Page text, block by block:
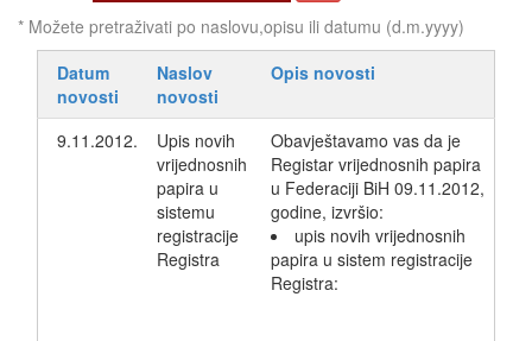
* Možete pretraživati po naslovu,opisu ili datumu (d.m.yyyy)
Datum
novosti
Naslov
novosti
Opis novosti
9.11.2012.
Upis novih
vrijednosnih
papira u
sistemu
registracije
Registra
Obavještavamo vas da je
Registar vrijednosnih papira
u Federaciji BiH 09.11.2012,
godine, izvršio:
upis novih vrijednosnih
papira u sistem registracije
Registra: